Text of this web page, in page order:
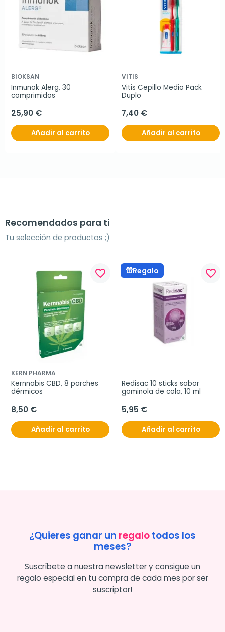
BIOKSAN
Inmunok Alerg, 30
comprimidos
25,90 €
Añadir al carrito
VITIS
Vitis Cepillo Medio Pack
Duplo
7,40 €
Añadir al carrito
Recomendados para ti
Tu selección de productos ;)
favorite_border
KERN PHARMA
Kernnabis CBD, 8 parches
dérmicos
8,50 €
Añadir al carrito
Regalo favorite_border
Redisac 10 sticks sabor
gominola de cola, 10 ml
5,95 €
Añadir al carrito
¿Quieres ganar un regalotodos los
meses?
Suscríbete a nuestra newsletter y consigue un
regalo especial en tu compra de cada mes por ser
suscriptor!